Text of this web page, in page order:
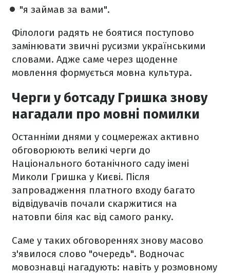
"я займав за вами".
Філологи радять не боятися поступово
замінювати звичні русизми українськими
словами. Адже саме через щоденне
мовлення формується мовна культура.
Черги у ботсаду Гришка знову
нагадали про мовні помилки
Останніми днями у соцмережах активно
обговорюють великі черги до
Національного ботанічного саду імені
Миколи Гришка у Києві. Після
запровадження платного входу багато
відвідувачів почали скаржитися на
натовпи біля кас від самого ранку.
Саме у таких обговореннях знову масово
з'явилося слово "очередь". Водночас
мовознавці нагадують: навіть у розмовному